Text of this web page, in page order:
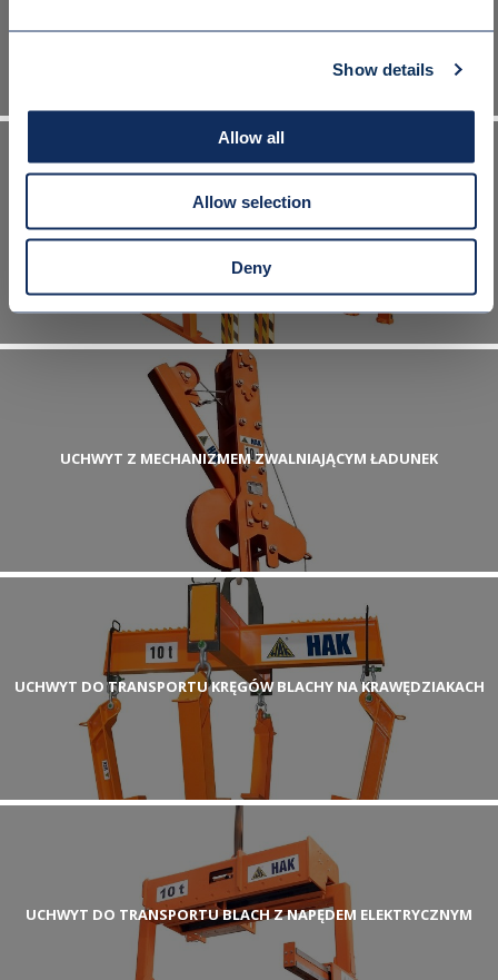
Show details
Allow all
Allow selection
Deny
UCHWYT DO PAKIETÓW BLACH
UCHWYT Z MECHANIZMEM ZWALNIAJĄCYM ŁADUNEK
UCHWYT DO TRANSPORTU KRĘGÓW BLACHY NA KRAWĘDZIAKACH
UCHWYT DO TRANSPORTU BLACH Z NAPĘDEM ELEKTRYCZNYM